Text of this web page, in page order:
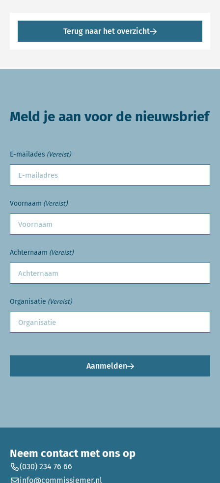
Terug naar het overzicht
Meld je aan voor de nieuwsbrief
E-mailades (Vereist)
Voornaam (Vereist)
Achternaam (Vereist)
Organisatie (Vereist)
Aanmelden
Neem contact met ons op
(030) 234 76 66
info@commissiemer.nl